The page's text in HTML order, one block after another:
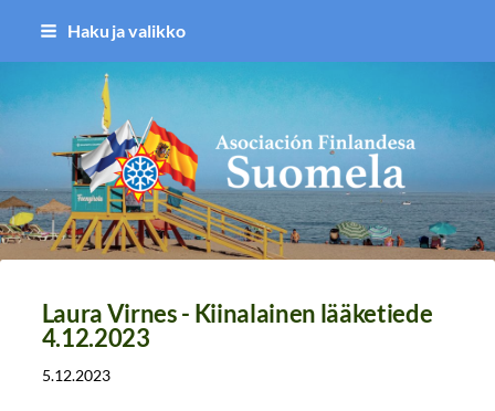
Siirry
sivun
sisältöön
Haku ja valikko
Asociación Finlandesa Suomela
Laura Virnes - Kiinalainen lääketiede
4.12.2023
5.12.2023